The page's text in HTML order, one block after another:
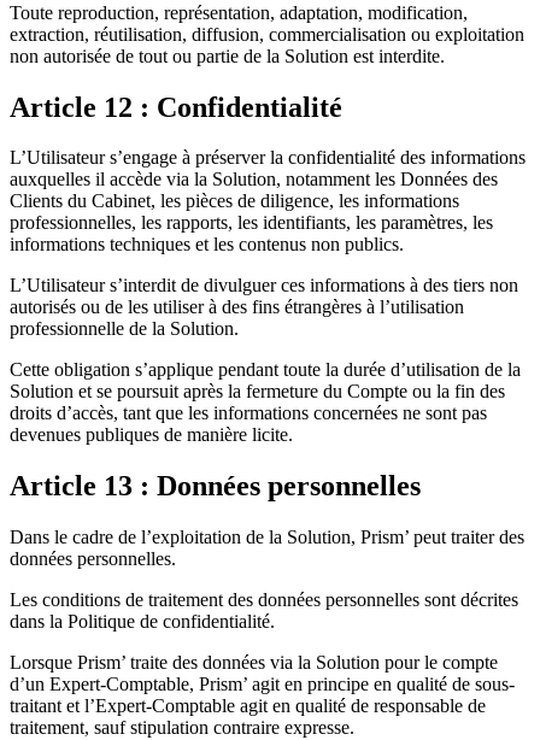
Toute reproduction, représentation, adaptation, modification,
extraction, réutilisation, diffusion, commercialisation ou exploitation
non autorisée de tout ou partie de la Solution est interdite.
Article 12 : Confidentialité
L’Utilisateur s’engage à préserver la confidentialité des informations
auxquelles il accède via la Solution, notamment les Données des
Clients du Cabinet, les pièces de diligence, les informations
professionnelles, les rapports, les identifiants, les paramètres, les
informations techniques et les contenus non publics.
L’Utilisateur s’interdit de divulguer ces informations à des tiers non
autorisés ou de les utiliser à des fins étrangères à l’utilisation
professionnelle de la Solution.
Cette obligation s’applique pendant toute la durée d’utilisation de la
Solution et se poursuit après la fermeture du Compte ou la fin des
droits d’accès, tant que les informations concernées ne sont pas
devenues publiques de manière licite.
Article 13 : Données personnelles
Dans le cadre de l’exploitation de la Solution, Prism’ peut traiter des
données personnelles.
Les conditions de traitement des données personnelles sont décrites
dans la Politique de confidentialité.
Lorsque Prism’ traite des données via la Solution pour le compte
d’un Expert-Comptable, Prism’ agit en principe en qualité de sous-
traitant et l’Expert-Comptable agit en qualité de responsable de
traitement, sauf stipulation contraire expresse.